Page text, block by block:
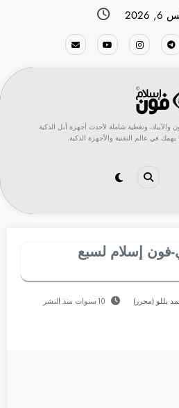
وتغطية شاملة لأحدث أجهزة أبل الذكية
يهمك في عالم التقنية والأجهزة الذكية.
آي-فون إسلام لسبع
بللو (محرر) 10 سنوات منذ النشر